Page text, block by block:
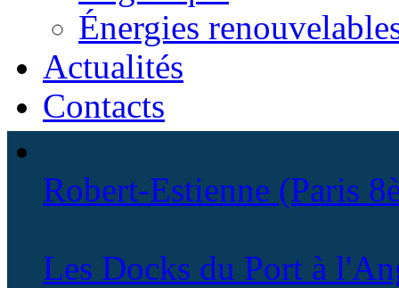
Énergies
Actualités
Contacts
Robert-Estienne (Paris
Les Docks du Port à